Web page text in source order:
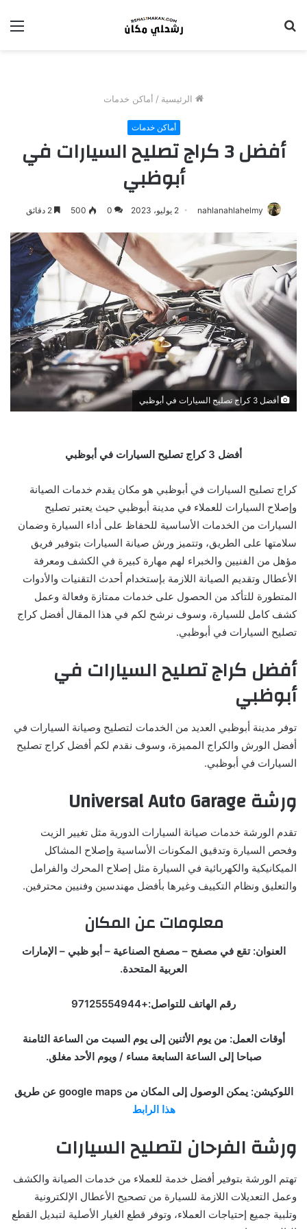
الرئيسية / أماكن خدمات
أماكن خدمات
أفضل 3 كراج تصليح السيارات في
أبوظبي
nahlanahlahelmy 2 يوليو، 2023 0
500
أفضل 3 كراج تصليح السيارات في أبوظبي
أفضل 3 كراج تصليح السيارات في أبوظبي
كراج تصليح السيارات في أبوظبي هو مكان يقدم خدمات الصيانة
وإصلاح السيارات للعملاء في مدينة أبوظبي حيث يعتبر تصليح
السيارات من الخدمات الأساسية للحفاظ على أداء السيارة وضمان
سلامتها على الطريق، وتتميز ورش صيانة السيارات بتوفير فريق
مؤهل من الفنيين والخبراء لهم مهارة كبيرة في الكشف ومعرفة
الأعطال وتقديم الصيانة اللازمة بإستخدام أحدث التقنيات والأدوات
المتطورة للتأكد من الحصول على خدمات ممتازة وفعالة وعمل
كشف كامل للسيارة، وسوف نرشح لكم في هذا المقال أفضل كراج
تصليح السيارات في أبوظبي.
أفضل كراج تصليح السيارات في
أبوظبي
توفر مدينة أبوظبي العديد من الخدمات لتصليح وصيانة السيارات في
أفضل الورش والكراج المميزة، وسوف نقدم لكم أفضل كراج تصليح
السيارات في أبوظبي.
ورشة Universal Auto Garage
تقدم الورشة خدمات صيانة السيارات الدورية مثل تغيير الزيت
وفحص السيارة وتدقيق المكونات الأساسية وإصلاح المشاكل
الميكانيكية والكهربائية في السيارة مثل إصلاح المحرك والفرامل
والتعليق ونظام التكييف وغيرها بأفضل مهندسين وفنيين محترفين.
معلومات عن المكان
العنوان: تقع في مصفح – مصفح الصناعية – أبو ظبي – الإمارات
العربية المتحدة.
رقم الهاتف للتواصل:+97125554944
أوقات العمل: من يوم الأثنين إلى يوم السبت من الساعة الثامنة
صباحا إلى الساعة السابعة مساء / ويوم الأحد مغلق.
اللوكيشن: يمكن الوصول إلى المكان من google maps عن طريق
هذا الرابط
ورشة الفرحان لتصليح السيارات
تهتم الورشة بتوفير أفضل خدمة للعملاء من خدمات الصيانة والكشف
وعمل التعديلات اللازمة للسيارة من تصحيح الأعطال الإلكترونية
وتلبية جميع إحتياجات العملاء، وتوفر قطع الغيار الأصلية لتبديل القطع